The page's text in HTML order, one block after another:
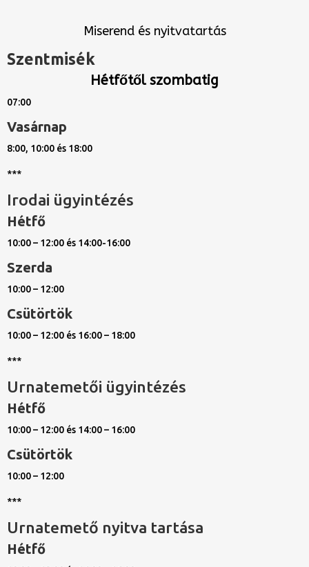
Miserend és nyitvatartás
Szentmisék
Hétfőtől szombatig
07:00
Vasárnap
8:00, 10:00 és 18:00
***
Irodai ügyintézés
Hétfő
10:00 – 12:00 és 14:00-16:00
Szerda
10:00 – 12:00
Csütörtök
10:00 – 12:00 és 16:00 – 18:00
***
Urnatemetői ügyintézés
Hétfő
10:00 – 12:00 és 14:00 – 16:00
Csütörtök
10:00 – 12:00
***
Urnatemető nyitva tartása
Hétfő